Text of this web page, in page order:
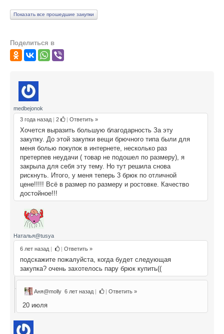
ОТЗЫВЫ
Показать все прошедшие закупки
Поделиться в
medbejonok
3 года назад | 2 | Ответить »
Хочется выразить большую благодарность За эту
закупку. До этой закупки вещи брючного типа были для
меня болью покупок в интернете, несколько раз
претерпев неудачи ( товар не подошел по размеру), я
закрыла для себя эту тему. Но тут решила снова
рискнуть. Итого, у меня теперь 3 брюк по отличной
цене!!!!! Всё в размер по размеру и ростовке. Качество
достойное!!!
Наталья@tusya
6 лет назад | | Ответить »
подскажите пожалуйста, когда будет следующая
закупка? очень захотелось пару брюк купить((
Аня@molly 6 лет назад | | Ответить »
20 июля